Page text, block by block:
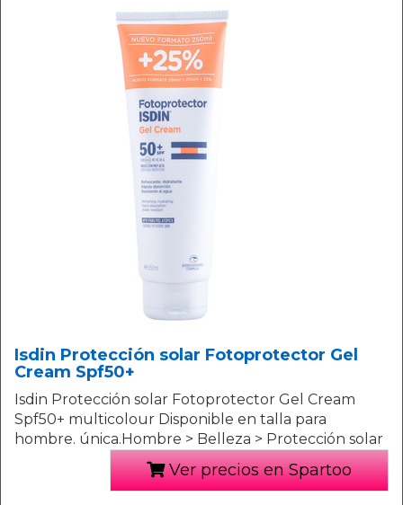
Isdin Protección solar Fotoprotector Gel
Cream Spf50+
Isdin Protección solar Fotoprotector Gel Cream
Spf50+ multicolour Disponible en talla para
hombre. única.Hombre > Belleza > Protección solar
Ver precios en Spartoo